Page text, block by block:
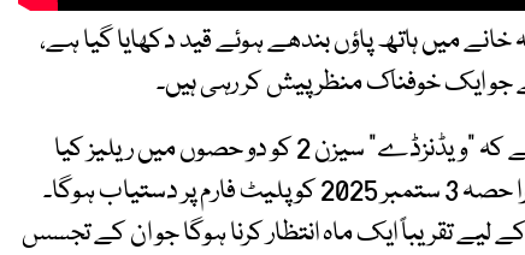
میں ہاتھ پاؤں بندھے ہوئے قید دکھایا گیا ہے،
جو ایک خوفناک منظر پیش کر رہی ہیں۔
یاد رہے کہ نیٹ فلکس نے تصدیق کی ہے کہ "ویڈنزڈے" سیزن 2 کو دو حصوں میں ریلیز کیا
جائے گا۔ پہلا حصہ 6 اگست جبکہ دوسرا حصہ 3 ستمبر 2025 کو پلیٹ فارم پر دستیاب ہوگا۔
تقریباً ایک ماہ انتظار کرنا ہوگا جو ان کے تجسس